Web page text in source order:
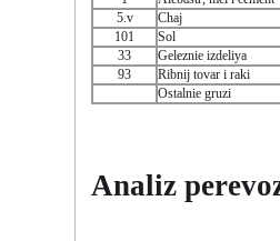
5.v
Chaj
101
Sol
33
Geleznie izdeliya
93
Ribnij tovar i raki
Ostalnie gruzi
Analiz